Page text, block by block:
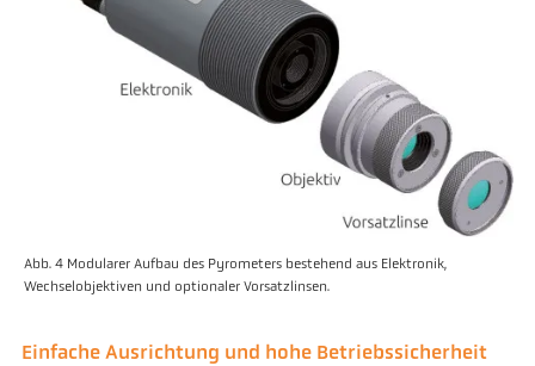
Abb. 4 Modularer Aufbau des Pyrometers bestehend aus Elektronik,
Wechselobjektiven und optionaler Vorsatzlinsen.
Einfache Ausrichtung und hohe Betriebssicherheit